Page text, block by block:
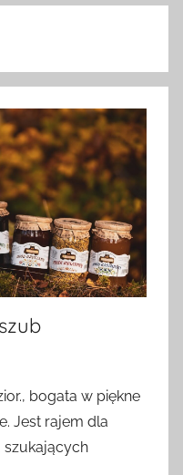
bogata w piękne
Jest rajem dla
szukających